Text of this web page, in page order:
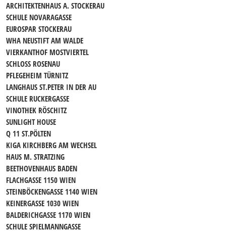
ARCHITEKTENHAUS A. STOCKERAU
SCHULE NOVARAGASSE
EUROSPAR STOCKERAU
WHA NEUSTIFT AM WALDE
VIERKANTHOF MOSTVIERTEL
SCHLOSS ROSENAU
PFLEGEHEIM TÜRNITZ
LANGHAUS ST.PETER IN DER AU
SCHULE RUCKERGASSE
VINOTHEK RÖSCHITZ
SUNLIGHT HOUSE
Q 11 ST.PÖLTEN
KIGA KIRCHBERG AM WECHSEL
HAUS M. STRATZING
BEETHOVENHAUS BADEN
FLACHGASSE 1150 WIEN
STEINBÖCKENGASSE 1140 WIEN
KEINERGASSE 1030 WIEN
BALDERICHGASSE 1170 WIEN
SCHULE SPIELMANNGASSE